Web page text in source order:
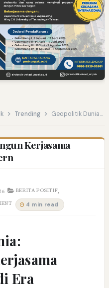
Trending Geopolitik Dunia: Membangun Kerjasama Internasional di Era Modern
Kerjasama
BERITA POSITIF,
4 min read
Era